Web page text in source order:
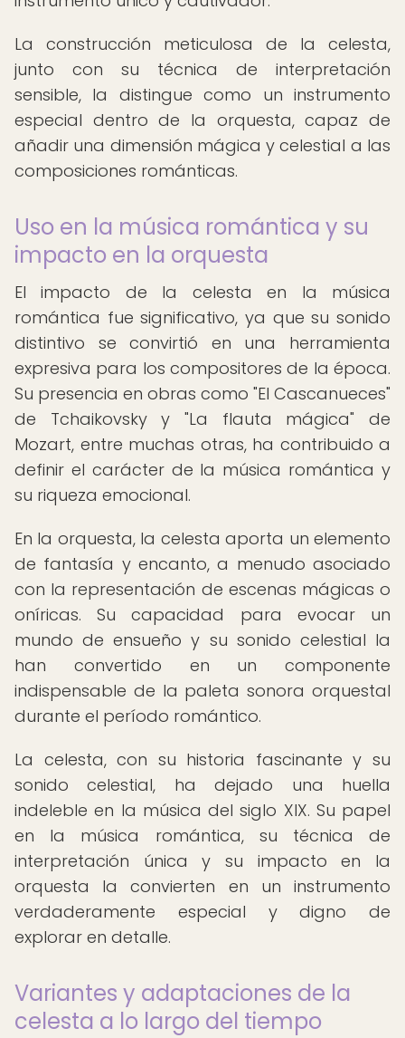
La construcción meticulosa de la celesta,
junto con su técnica de interpretación
sensible, la distingue como un instrumento
especial dentro de la orquesta, capaz de
añadir una dimensión mágica y celestial a las
composiciones románticas.
Uso en la música romántica y su
impacto en la orquesta
El impacto de la celesta en la música
romántica fue significativo, ya que su sonido
distintivo se convirtió en una herramienta
expresiva para los compositores de la época.
Su presencia en obras como "El Cascanueces"
de Tchaikovsky y "La flauta mágica" de
Mozart, entre muchas otras, ha contribuido a
definir el carácter de la música romántica y
su riqueza emocional.
En la orquesta, la celesta aporta un elemento
de fantasía y encanto, a menudo asociado
con la representación de escenas mágicas o
oníricas. Su capacidad para evocar un
mundo de ensueño y su sonido celestial la
han convertido en un componente
indispensable de la paleta sonora orquestal
durante el período romántico.
La celesta, con su historia fascinante y su
sonido celestial, ha dejado una huella
indeleble en la música del siglo XIX. Su papel
en la música romántica, su técnica de
interpretación única y su impacto en la
orquesta la convierten en un instrumento
verdaderamente especial y digno de
explorar en detalle.
Variantes y adaptaciones de la
celesta a lo largo del tiempo